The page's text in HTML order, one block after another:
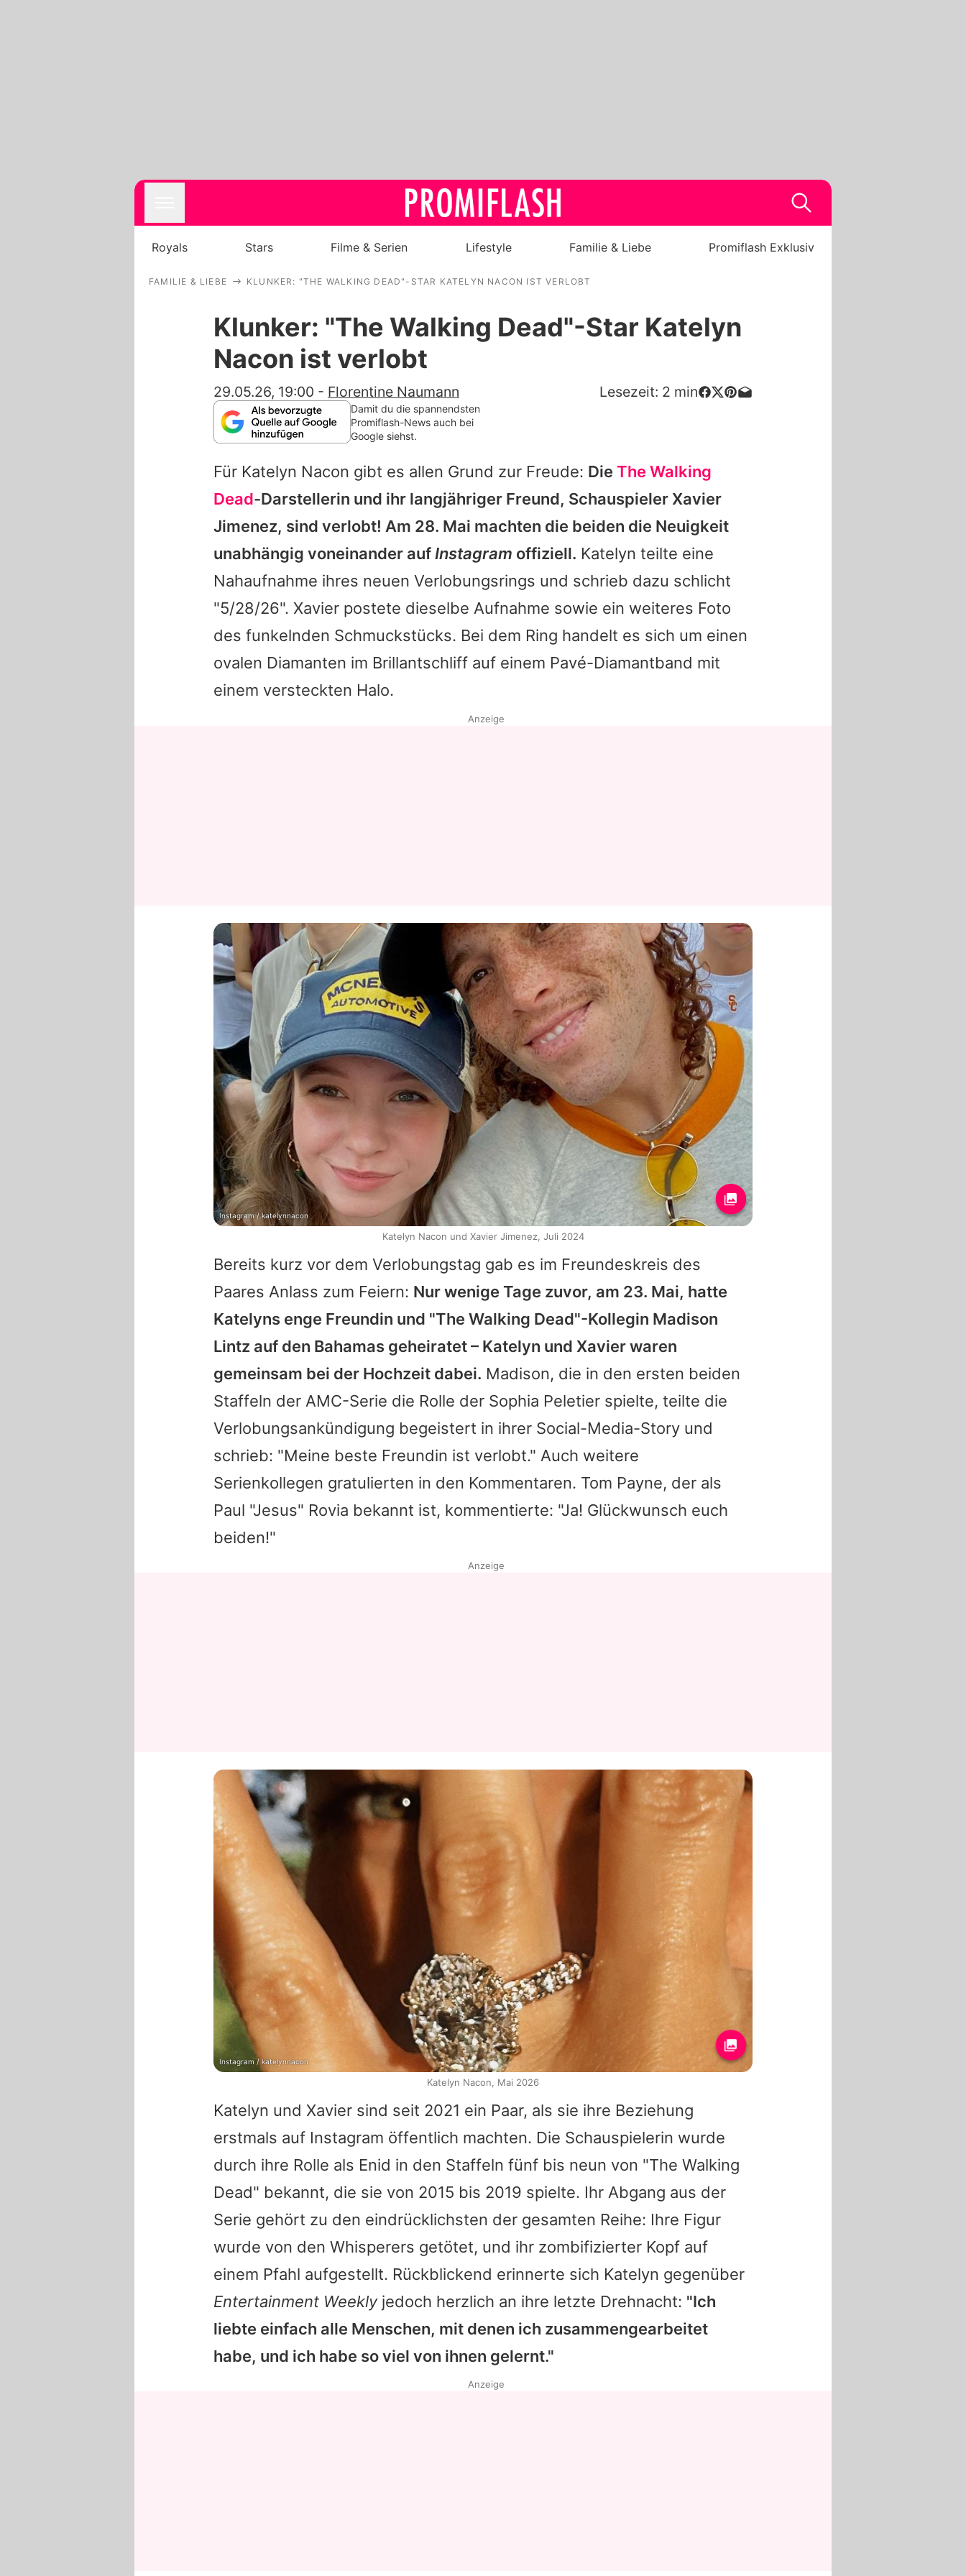
Royals
Filme & Serien
Familie & Liebe
App runterladen
Team
Redaktionelle Richtlinien
Impressum
Datenschutzerklärung
Royals Stars Filme & Serien Lifestyle Familie & Liebe Promiflash Exklusiv
FAMILIE & LIEBE KLUNKER: "THE WALKING DEAD"-STAR KATELYN NACON IST VERLOBT
Klunker: "The Walking Dead"-Star Katelyn
Nacon ist verlobt
29.05.26, 19:00 - Florentine Naumann Lesezeit: 2 min
Damit du die spannendsten
Promiflash-News auch bei
Google siehst.
Für Katelyn Nacon gibt es allen Grund zur Freude: Die The Walking
Dead-Darstellerin und ihr langjähriger Freund, Schauspieler Xavier
Jimenez, sind verlobt! Am 28. Mai machten die beiden die Neuigkeit
unabhängig voneinander aufInstagram offiziell. Katelyn teilte eine
Nahaufnahme ihres neuen Verlobungsrings und schrieb dazu schlicht
"5/28/26". Xavier postete dieselbe Aufnahme sowie ein weiteres Foto
des funkelnden Schmuckstücks. Bei dem Ring handelt es sich um einen
ovalen Diamanten im Brillantschliff auf einem Pavé-Diamantband mit
einem versteckten Halo.
Bereits kurz vor dem Verlobungstag gab es im Freundeskreis des
Paares Anlass zum Feiern: Nur wenige Tage zuvor, am 23. Mai, hatte
Katelyns enge Freundin und "The Walking Dead"-Kollegin Madison
Lintz auf den Bahamas geheiratet – Katelyn und Xavier waren
gemeinsam bei der Hochzeit dabei. Madison, die in den ersten beiden
Staffeln der AMC-Serie die Rolle der Sophia Peletier spielte, teilte die
Verlobungsankündigung begeistert in ihrer Social-Media-Story und
schrieb: "Meine beste Freundin ist verlobt." Auch weitere
Serienkollegen gratulierten in den Kommentaren. Tom Payne, der als
Paul "Jesus" Rovia bekannt ist, kommentierte: "Ja! Glückwunsch euch
beiden!"
Katelyn und Xavier sind seit 2021 ein Paar, als sie ihre Beziehung
erstmals auf Instagram öffentlich machten. Die Schauspielerin wurde
durch ihre Rolle als Enid in den Staffeln fünf bis neun von "The Walking
Dead" bekannt, die sie von 2015 bis 2019 spielte. Ihr Abgang aus der
Serie gehört zu den eindrücklichsten der gesamten Reihe: Ihre Figur
wurde von den Whisperers getötet, und ihr zombifizierter Kopf auf
einem Pfahl aufgestellt. Rückblickend erinnerte sich Katelyn gegenüber
Entertainment Weeklyjedoch herzlich an ihre letzte Drehnacht: "Ich
liebte einfach alle Menschen, mit denen ich zusammengearbeitet
habe, und ich habe so viel von ihnen gelernt."
Anzeige
Instagram / katelynnacon
Katelyn Nacon und Xavier Jimenez, Juli 2024
Anzeige
Instagram / katelynnacon
Katelyn Nacon, Mai 2026
Anzeige